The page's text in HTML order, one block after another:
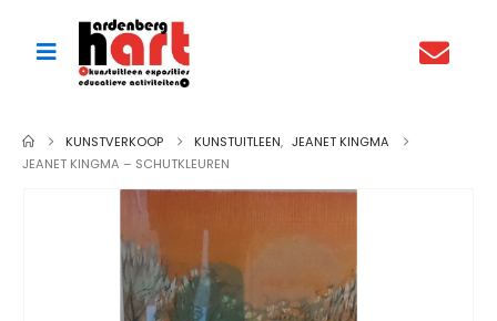
KUNSTVERKOOP KUNSTUITLEEN, JEANET KINGMA
JEANET KINGMA – SCHUTKLEUREN